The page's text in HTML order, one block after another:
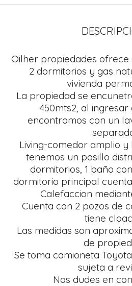
Oilher propiedades ofrece
2 dormitorios y gas
vivienda
La propiedad se
450mts2, al ingresar
encontramos con un
Living-comedor amplio y
tenemos un pasillo
dormitorios, 1 baño
dormitorio principal
Calefaccion
Cuenta con 2 pozos de
tiene
Las medidas son
de
Se toma camioneta
sujeta a
Nos dudes en